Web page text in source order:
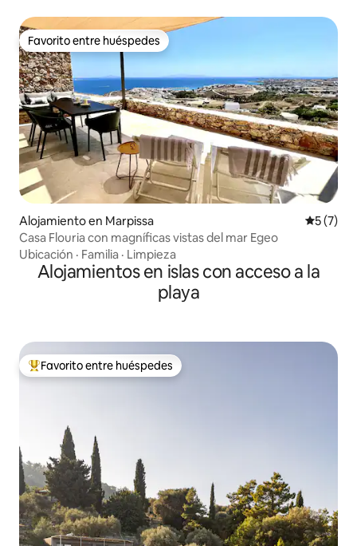
Favorito entre huéspedes
Favorito entre huéspedes
Alojamiento en Marpissa
5 (7)
Casa Flouria con magníficas vistas del mar Egeo
Ubicación · Familia · Limpieza
Alojamientos en islas con acceso a la
playa
Favorito entre los huéspedes más destacados
Favorito entre huéspedes